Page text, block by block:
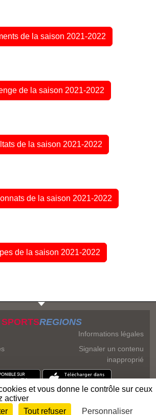
de la saison 2021-2022
de la saison 2021-2022
de la saison 2021-2022
de la saison 2021-2022
de la saison 2021-2022
SPORTSREGIONS
Informations légales
Signaler un contenu
inapproprié
? Connexion
et vous donne le contrôle sur ceux
activer
Tout refuser Personnaliser